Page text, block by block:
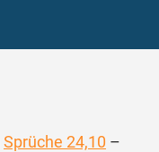
Sprüche 24,10 –